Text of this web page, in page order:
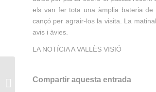
els van fer tota una àmplia bateria de
cançó per agrair-los la visita. La
avis i àvies.
LA NOTÍCIA A VALLÈS VISIÓ
Compartir aquesta entrada
Participem en el Campionat Comarcal